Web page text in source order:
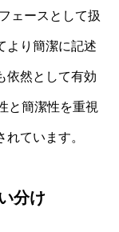
ェースとして扱
より簡潔に記述
依然として有効
と簡潔性を重視
ています。
分け